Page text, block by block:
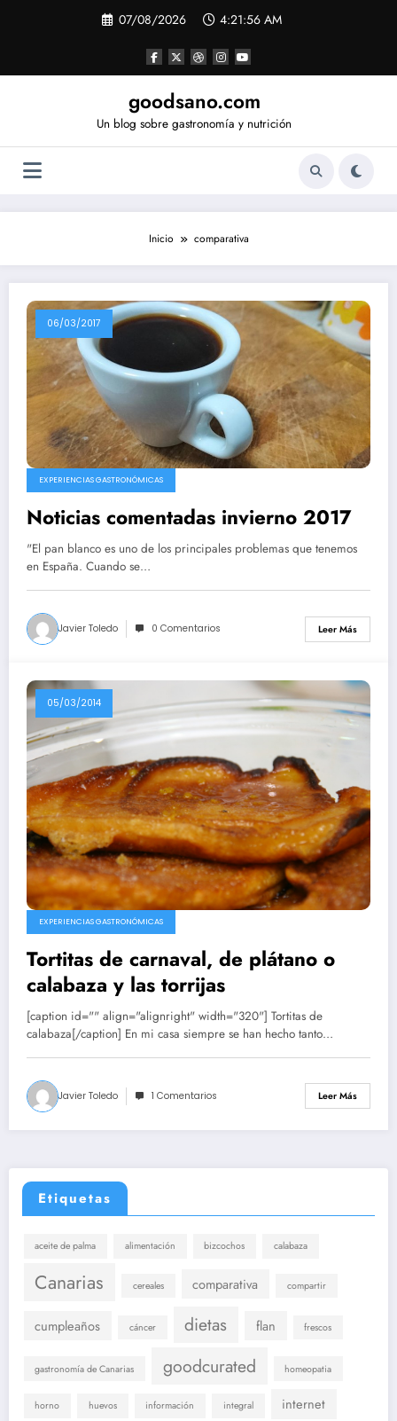
07/08/2026 4:21:56 AM
goodsano.com
Un blog sobre gastronomía y nutrición
Inicio comparativa
06/03/2017
EXPERIENCIAS GASTRONÓMICAS
Noticias comentadas invierno 2017
"El pan blanco es uno de los principales problemas que tenemos
en España. Cuando se…
Javier Toledo 0 Comentarios Leer Más
05/03/2014
EXPERIENCIAS GASTRONÓMICAS
Tortitas de carnaval, de plátano o
calabaza y las torrijas
[caption id="" align="alignright" width="320"] Tortitas de
calabaza[/caption] En mi casa siempre se han hecho tanto…
Javier Toledo 1 Comentarios Leer Más
Etiquetas
aceite de palma alimentación bizcochos calabaza
Canarias cereales comparativa compartir
cumpleaños cáncer dietas flan frescos
gastronomía de Canarias goodcurated homeopatia
horno huevos información integral internet